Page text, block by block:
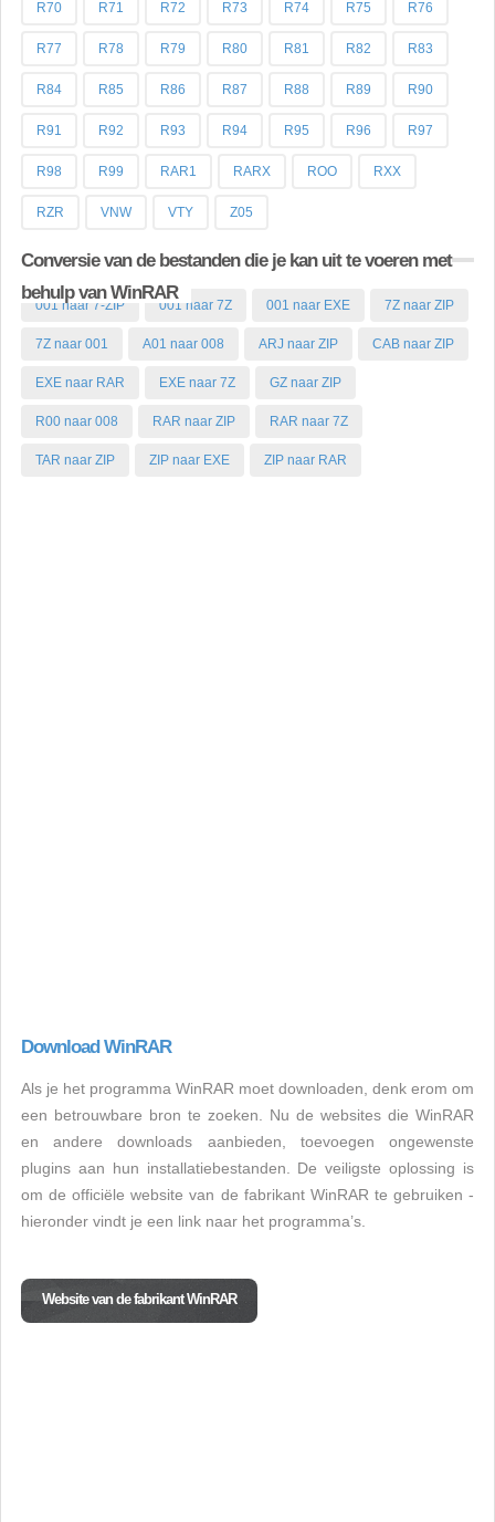
R70 R71 R72 R73 R74 R75 R76
R77 R78 R79 R80 R81 R82 R83
R84 R85 R86 R87 R88 R89 R90
R91 R92 R93 R94 R95 R96 R97
R98 R99 RAR1 RARX ROO RXX
RZR VNW VTY Z05
Conversie van de bestanden die je kan uit te voeren met
behulp van WinRAR
001 naar 7-ZIP 001 naar 7Z 001 naar EXE 7Z naar ZIP
7Z naar 001 A01 naar 008 ARJ naar ZIP CAB naar ZIP
EXE naar RAR EXE naar 7Z GZ naar ZIP
R00 naar 008 RAR naar ZIP RAR naar 7Z
TAR naar ZIP ZIP naar EXE ZIP naar RAR
Download WinRAR
Als je het programma WinRAR moet downloaden, denk erom om
een betrouwbare bron te zoeken. Nu de websites die WinRAR
en andere downloads aanbieden, toevoegen ongewenste
plugins aan hun installatiebestanden. De veiligste oplossing is
om de officiële website van de fabrikant WinRAR te gebruiken -
hieronder vindt je een link naar het programma’s.
Website van de fabrikant WinRAR